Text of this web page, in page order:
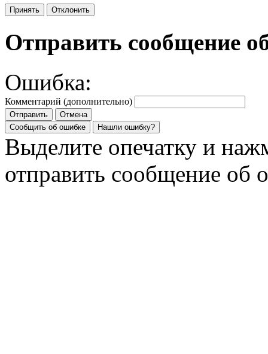
Принять Отклонить
Отправить сообщение
Ошибка:
Комментарий (дополнительно)
Отправить
Отмена
Сообщить об ошибке
Нашли ошибку?
Выделите опечатку и
отправить сообщение об